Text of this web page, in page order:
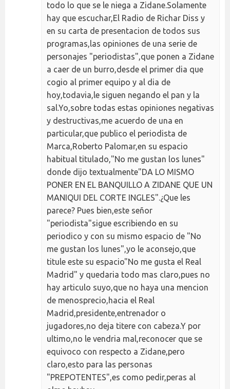
todo lo que se le niega a Zidane.Solamente
hay que escuchar,El Radio de Richar Diss y
en su carta de presentacion de todos sus
programas,las opiniones de una serie de
personajes "periodistas",que ponen a Zidane
a caer de un burro,desde el primer dia que
cogio al primer equipo y al dia de
hoy,todavia,le siguen negando el pan y la
sal.Yo,sobre todas estas opiniones negativas
y destructivas,me acuerdo de una en
particular,que publico el periodista de
Marca,Roberto Palomar,en su espacio
habitual titulado,"No me gustan los lunes"
donde dijo textualmente"DA LO MISMO
PONER EN EL BANQUILLO A ZIDANE QUE UN
MANIQUI DEL CORTE INGLES".¿Que les
parece? Pues bien,este señor
"periodista"sigue escribiendo en su
periodico y con su mismo espacio de "No
me gustan los lunes",yo le aconsejo,que
titule este su espacio"No me gusta el Real
Madrid" y quedaria todo mas claro,pues no
hay articulo suyo,que no haya una mencion
de menosprecio,hacia el Real
Madrid,presidente,entrenador o
jugadores,no deja titere con cabeza.Y por
ultimo,no le vendria mal,reconocer que se
equivoco con respecto a Zidane,pero
claro,esto para las personas
"PREPOTENTES",es como pedir,peras al